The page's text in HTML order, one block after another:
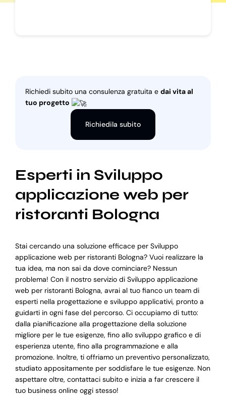
Richiedi subito una consulenza gratuita e dai vita al
tuo progetto
Richiedila subito
Esperti in Sviluppo
applicazione web per
ristoranti Bologna
Stai cercando una soluzione efficace per Sviluppo
applicazione web per ristoranti Bologna? Vuoi realizzare la
tua idea, ma non sai da dove cominciare? Nessun
problema! Con il nostro servizio di Sviluppo applicazione
web per ristoranti Bologna, avrai al tuo fianco un team di
esperti nella progettazione e sviluppo applicativi, pronto a
guidarti in ogni fase del percorso. Ci occupiamo di tutto:
dalla pianificazione alla progettazione della soluzione
migliore per le tue esigenze, fino allo sviluppo grafico e di
esperienza utente, fino alla programmazione e alla
promozione. Inoltre, ti offriamo un preventivo personalizzato,
studiato appositamente per soddisfare le tue esigenze. Non
aspettare oltre, contattaci subito e inizia a far crescere il
tuo business online oggi stesso!